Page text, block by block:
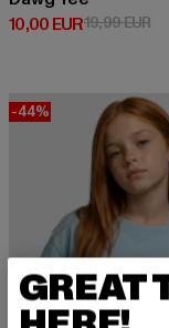
10,00 EUR
Derzeitiger Preis:
19,99 EUR
-44%
GREAT